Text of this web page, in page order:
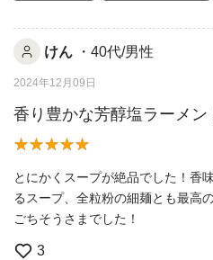
けん ・40代/男性
2024年12月09日
香り豊かな芳醇塩ラーメン
とにかくスープが絶品でした！香
るスープ、全粒粉の細麺とも最高
ごちそうさまでした！
3